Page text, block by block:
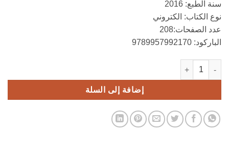
سنة الطبع: 2016
نوع الكتاب: الكتروني
عدد الصفحات:208
الباركود: 9789957992170
كمية مستوى توجة موظفي البنوك نحو الاداء
إضافة إلى السلة